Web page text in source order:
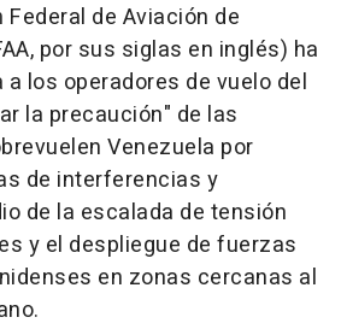
de Aviación de
por sus siglas en inglés) ha
los operadores de vuelo del
la precaución" de las
Venezuela por
de interferencias y
de la escalada de tensión
y el despliegue de fuerzas
en zonas cercanas al